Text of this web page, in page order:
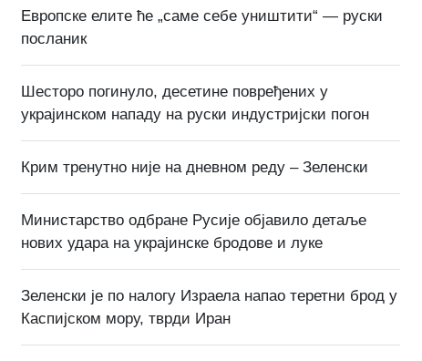
Европске елите ће „саме себе уништити“ — руски
посланик
Шесторо погинуло, десетине повређених у
украјинском нападу на руски индустријски погон
Крим тренутно није на дневном реду – Зеленски
Министарство одбране Русије објавило детаље
нових удара на украјинске бродове и луке
Зеленски је по налогу Израела напао теретни брод у
Каспијском мору, тврди Иран